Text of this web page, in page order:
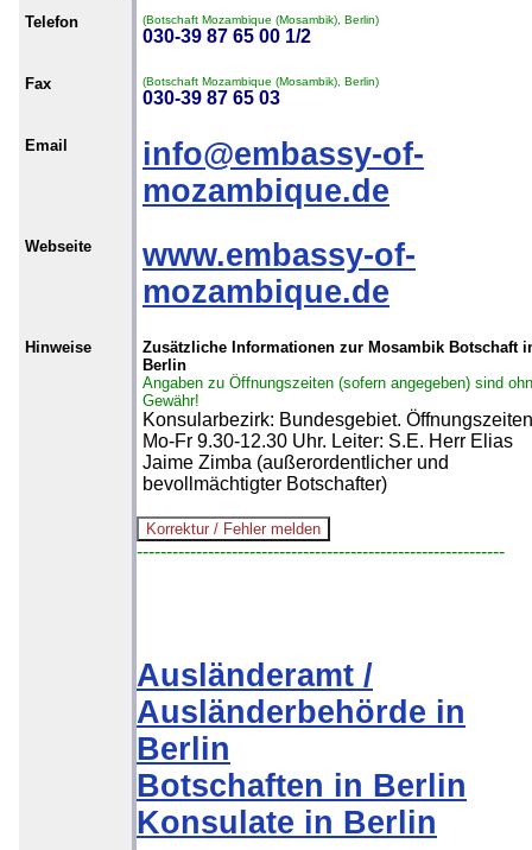
Telefon (Botschaft Mozambique (Mosambik), Berlin)
030-39 87 65 00 1/2
Fax (Botschaft Mozambique (Mosambik), Berlin)
030-39 87 65 03
Email
info@embassy-of-
mozambique.de
Webseite
www.embassy-of-
mozambique.de
Hinweise
Zusätzliche Informationen zur Mosambik Botschaft
Berlin
Angaben zu Öffnungszeiten (sofern angegeben) sind
Gewähr!
Konsularbezirk: Bundesgebiet. Öffnungszeiten
Mo-Fr 9.30-12.30 Uhr. Leiter: S.E. Herr Elias
Jaime Zimba (außerordentlicher und
bevollmächtigter Botschafter)
--------------------------------------------------------------
Ausländeramt /
Ausländerbehörde in
Berlin
Botschaften in Berlin
Konsulate in Berlin